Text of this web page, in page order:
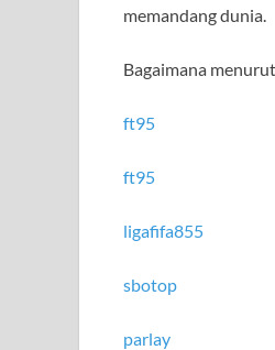
memandang dunia.
Bagaimana
ft95
ft95
ligafifa855
sbotop
parlay